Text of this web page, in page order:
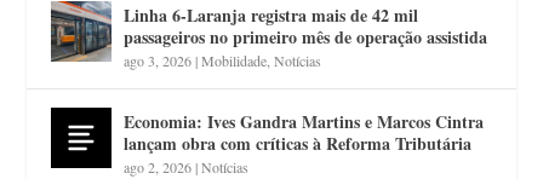
Linha 6-Laranja registra mais de 42 mil
passageiros no primeiro mês de operação assistida
ago 3, 2026|Mobilidade ,Notícias
Economia: Ives Gandra Martins e Marcos Cintra
lançam obra com críticas à Reforma Tributária
ago 2, 2026|Notícias